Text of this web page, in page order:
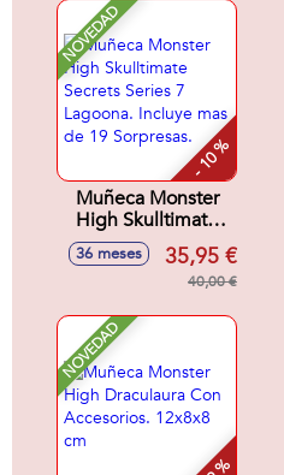
NOVEDAD
- 10 %
Muñeca Monster
High Skulltimate
Secrets Series 7
Lagoona. Incluye
mas de 19
36 meses 35,95 €
40,00 €
NOVEDAD